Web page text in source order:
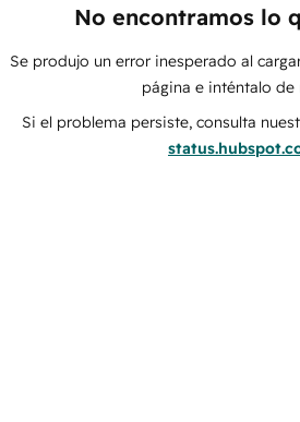
No encontramos lo
Se produjo un error inesperado al
página e inténtalo de
Si el problema persiste, consulta